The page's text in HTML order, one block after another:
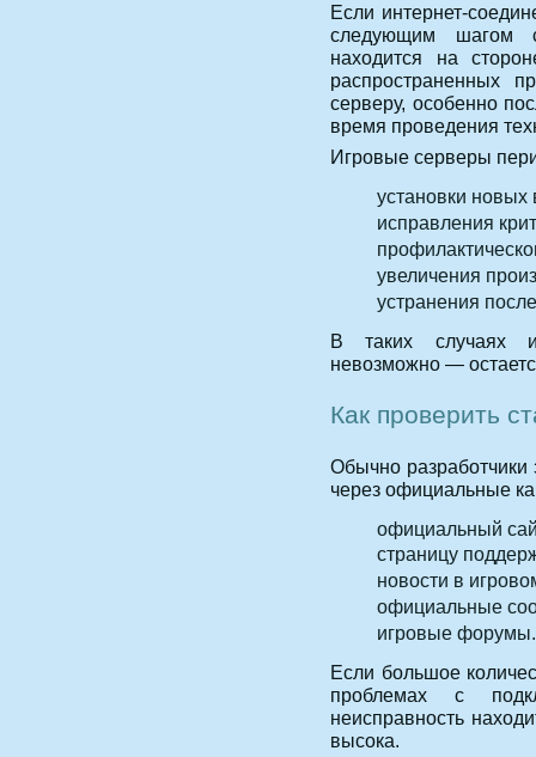
Если интернет-
следующим шагом
находится на
распространенных
серверу, особенно
время проведения
Игровые серверы
установки новых
исправления
увеличения
устранения
В таких случаях
невозможно —
Как проверить
Обычно
через официальные
официальный
страницу
новости в
официальные
игровые форумы.
Если большое
проблемах с
неисправность
высока.